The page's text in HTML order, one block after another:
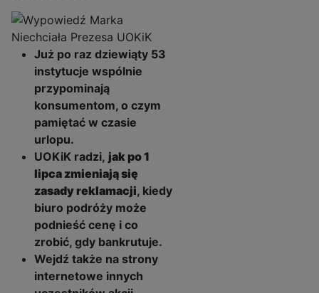
Już po raz dziewiąty 53
instytucje wspólnie
przypominają
konsumentom, o czym
pamiętać w czasie
urlopu.
UOKiK radzi, jak po 1
lipca zmieniają się
zasady reklamacji, kiedy
biuro podróży może
podnieść cenę i co
zrobić, gdy bankrutuje.
Wejdź także na strony
internetowe innych